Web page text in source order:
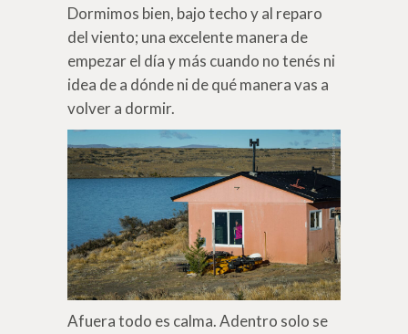
Dormimos bien, bajo techo y al reparo
del viento; una excelente manera de
empezar el día y más cuando no tenés ni
idea de a dónde ni de qué manera vas a
volver a dormir.
Afuera todo es calma. Adentro solo se